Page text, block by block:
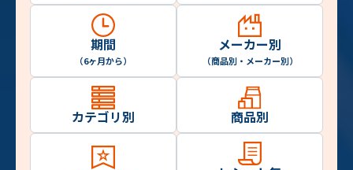
期間
（6ヶ月から）
メーカー別
（商品別・メーカー別）
カテゴリ別 商品別